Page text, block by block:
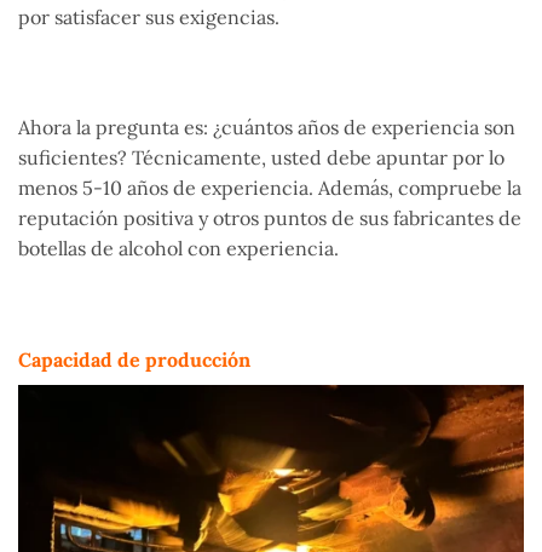
por satisfacer sus exigencias.
Ahora la pregunta es: ¿cuántos años de experiencia son
suficientes? Técnicamente, usted debe apuntar por lo
menos 5-10 años de experiencia. Además, compruebe la
reputación positiva y otros puntos de sus fabricantes de
botellas de alcohol con experiencia.
Capacidad de producción